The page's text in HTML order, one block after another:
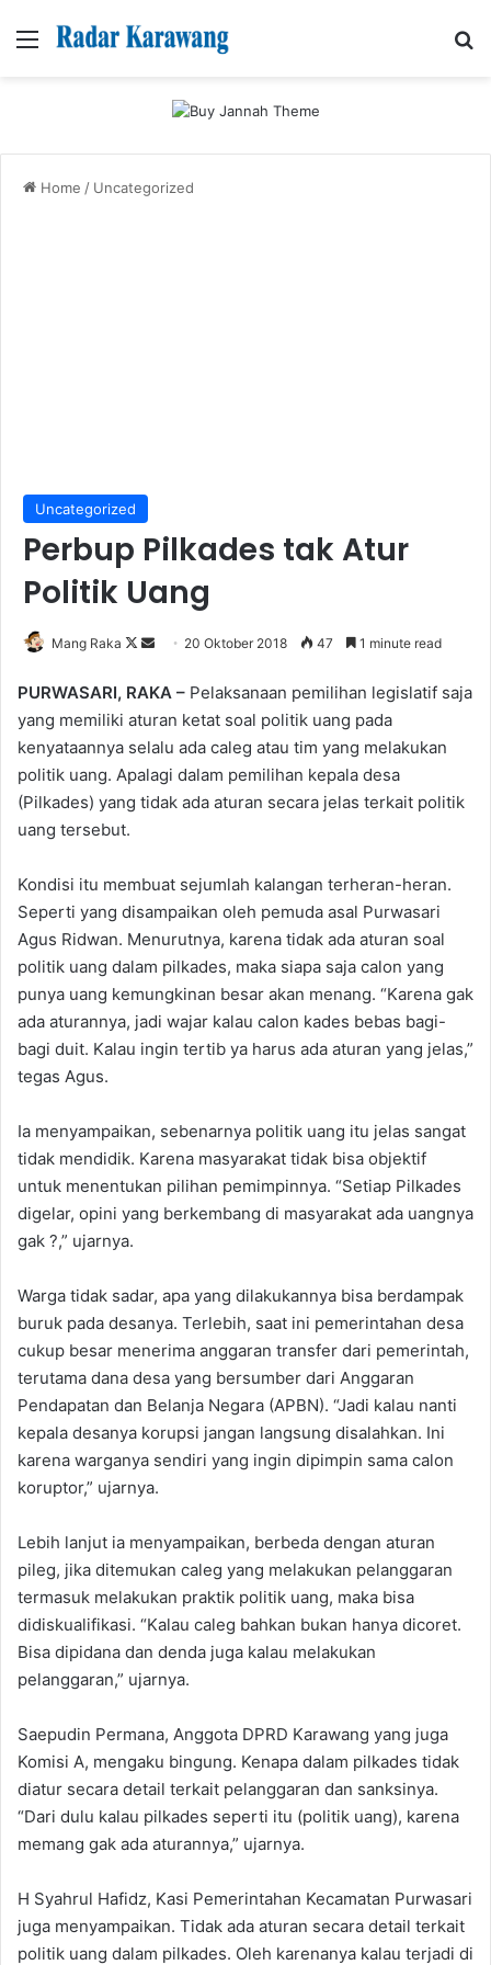
Menu
Home / Uncategorized
Uncategorized
Perbup Pilkades tak Atur
Politik Uang
Mang Raka
Follow
X
Send
email
20 Oktober 2018 47 1 minute read
PURWASARI, RAKA – Pelaksanaan pemilihan legislatif saja
yang memiliki aturan ketat soal politik uang pada
kenyataannya selalu ada caleg atau tim yang melakukan
politik uang. Apalagi dalam pemilihan kepala desa
(Pilkades) yang tidak ada aturan secara jelas terkait politik
uang tersebut.
Kondisi itu membuat sejumlah kalangan terheran-heran.
Seperti yang disampaikan oleh pemuda asal Purwasari
Agus Ridwan. Menurutnya, karena tidak ada aturan soal
politik uang dalam pilkades, maka siapa saja calon yang
punya uang kemungkinan besar akan menang. “Karena gak
ada aturannya, jadi wajar kalau calon kades bebas bagi-
bagi duit. Kalau ingin tertib ya harus ada aturan yang jelas,”
tegas Agus.
Ia menyampaikan, sebenarnya politik uang itu jelas sangat
tidak mendidik. Karena masyarakat tidak bisa objektif
untuk menentukan pilihan pemimpinnya. “Setiap Pilkades
digelar, opini yang berkembang di masyarakat ada uangnya
gak ?,” ujarnya.
Warga tidak sadar, apa yang dilakukannya bisa berdampak
buruk pada desanya. Terlebih, saat ini pemerintahan desa
cukup besar menerima anggaran transfer dari pemerintah,
terutama dana desa yang bersumber dari Anggaran
Pendapatan dan Belanja Negara (APBN). “Jadi kalau nanti
kepala desanya korupsi jangan langsung disalahkan. Ini
karena warganya sendiri yang ingin dipimpin sama calon
koruptor,” ujarnya.
Lebih lanjut ia menyampaikan, berbeda dengan aturan
pileg, jika ditemukan caleg yang melakukan pelanggaran
termasuk melakukan praktik politik uang, maka bisa
didiskualifikasi. “Kalau caleg bahkan bukan hanya dicoret.
Bisa dipidana dan denda juga kalau melakukan
pelanggaran,” ujarnya.
Saepudin Permana, Anggota DPRD Karawang yang juga
Komisi A, mengaku bingung. Kenapa dalam pilkades tidak
diatur secara detail terkait pelanggaran dan sanksinya.
“Dari dulu kalau pilkades seperti itu (politik uang), karena
memang gak ada aturannya,” ujarnya.
H Syahrul Hafidz, Kasi Pemerintahan Kecamatan Purwasari
juga menyampaikan. Tidak ada aturan secara detail terkait
politik uang dalam pilkades. Oleh karenanya kalau terjadi di